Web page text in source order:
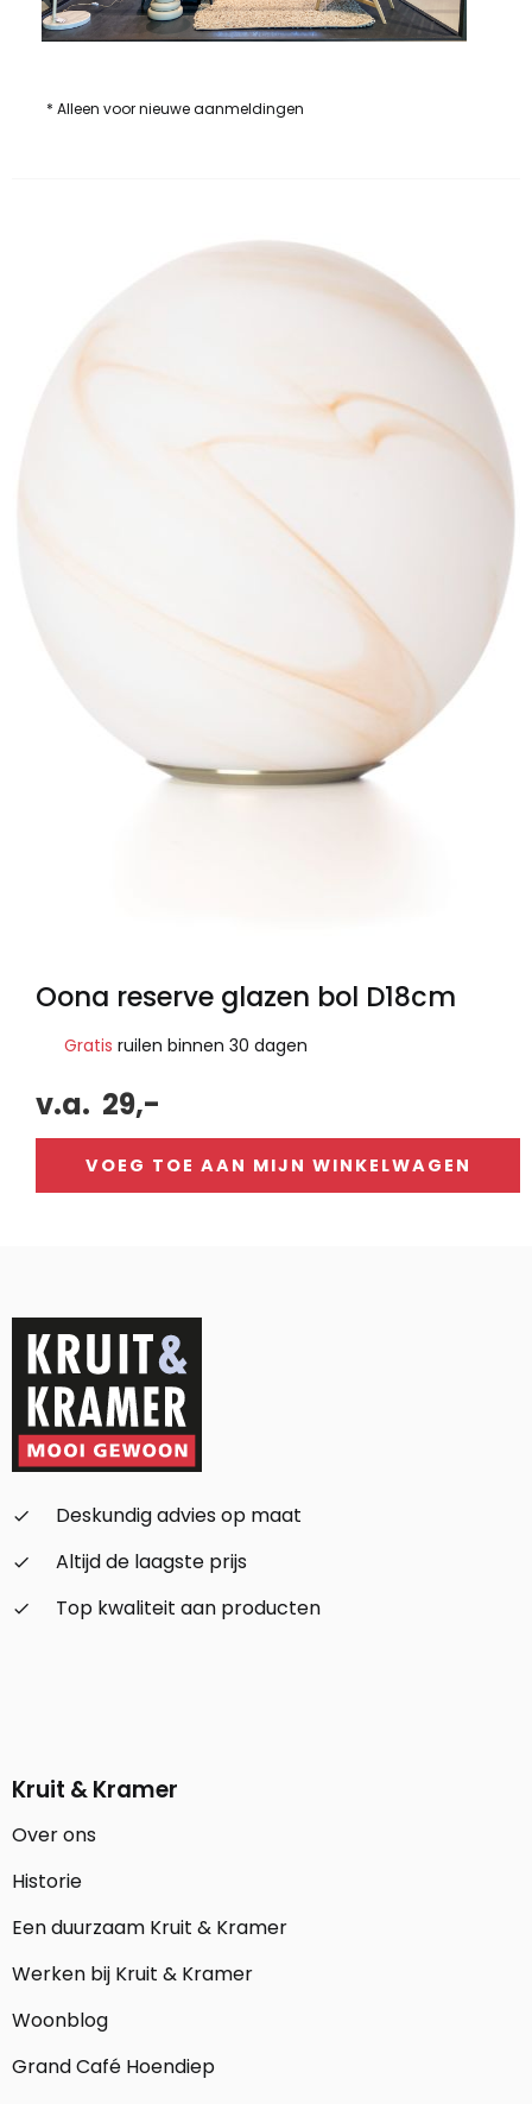
* Alleen voor nieuwe aanmeldingen
Oona reserve glazen bol D18cm
Gratis ruilen binnen 30 dagen
v.a. 29,-
VOEG TOE AAN MIJN WINKELWAGEN
check_small
Deskundig advies op maat
check_small
Altijd de laagste prijs
check_small
Top kwaliteit aan producten
Kruit & Kramer
Over ons
Historie
Een duurzaam Kruit & Kramer
Werken bij Kruit & Kramer
Woonblog
Grand Café Hoendiep